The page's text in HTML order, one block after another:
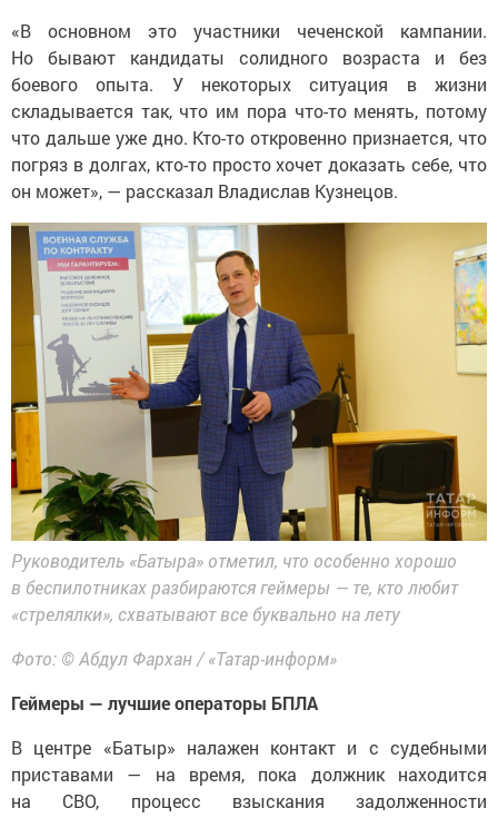
«В основном это участники чеченской кампании.
Но бывают кандидаты солидного возраста и без
боевого опыта. У некоторых ситуация в жизни
складывается так, что им пора что-то менять, потому
что дальше уже дно. Кто-то откровенно признается, что
погряз в долгах, кто-то просто хочет доказать себе, что
он может», — рассказал Владислав Кузнецов.
Руководитель «Батыра» отметил, что особенно хорошо
в беспилотниках разбираются геймеры — те, кто любит
«стрелялки», схватывают все буквально на лету
Фото: © Абдул Фархан / «Татар-информ»
Геймеры — лучшие операторы БПЛА
В центре «Батыр» налажен контакт и с судебными
приставами — на время, пока должник находится
на СВО, процесс взыскания задолженности